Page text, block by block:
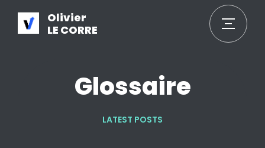
Olivier
LE CORRE
Glossaire
LATEST POSTS